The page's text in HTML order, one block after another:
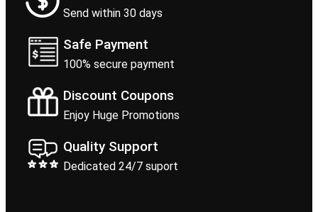
Send within 30 days
Safe Payment
100% secure payment
Discount Coupons
Enjoy Huge Promotions
Quality Support
Dedicated 24/7 suport